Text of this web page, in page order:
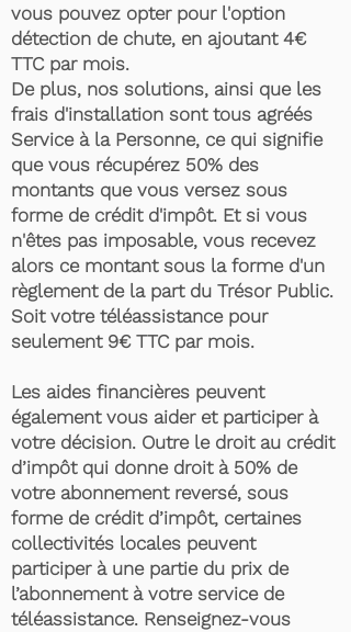
vous pouvez opter pour l'option
détection de chute, en ajoutant 4€
TTC par mois.
De plus, nos solutions, ainsi que les
frais d'installation sont tous agréés
Service à la Personne, ce qui signifie
que vous récupérez 50% des
montants que vous versez sous
forme de crédit d'impôt. Et si vous
n'êtes pas imposable, vous recevez
alors ce montant sous la forme d'un
règlement de la part du Trésor Public.
Soit votre téléassistance pour
seulement 9€ TTC par mois.
Les aides financières peuvent
également vous aider et participer à
votre décision. Outre le droit au crédit
d’impôt qui donne droit à 50% de
votre abonnement reversé, sous
forme de crédit d’impôt, certaines
collectivités locales peuvent
participer à une partie du prix de
l’abonnement à votre service de
téléassistance. Renseignez-vous